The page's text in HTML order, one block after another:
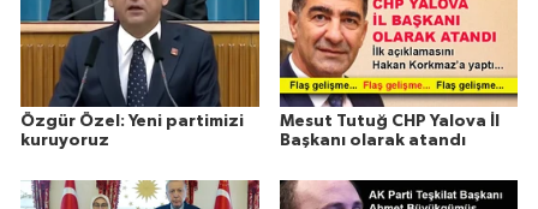
Özgür Özel: Yeni partimizi
kuruyoruz
Mesut Tutuğ CHP Yalova İl
Başkanı olarak atandı